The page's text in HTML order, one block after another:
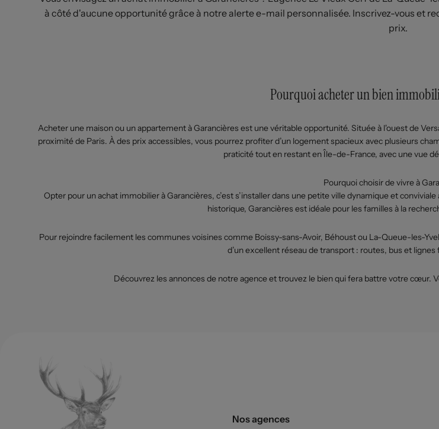
à côté d'aucune opportunité grâce à notre alerte e-mail personnalisée. Inscrivez-vous et
prix.
Pourquoi acheter un bien
Acheter une maison ou un appartement à Garancières est une véritable opportunité. Située à l'ouest de
proximité de Paris. À des prix accessibles, vous pourrez profiter d’un logement spacieux avec plusieurs
praticité tout en restant en Île-de-France, avec une vue
Pourquoi choisir de vivre à
Opter pour un achat immobilier à Garancières, c’est s’installer dans une petite ville dynamique et
historique, Garancières est idéale pour les familles à la
Pour rejoindre facilement les communes voisines comme Boissy-sans-Avoir, Béhoust ou La-Queue-les-
d’un excellent réseau de transport : routes, bus et
Découvrez les annonces de notre agence et trouvez le bien qui fera battre votre cœur.
Nos agences